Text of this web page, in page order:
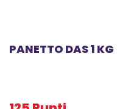
PANETTO DAS 1 KG